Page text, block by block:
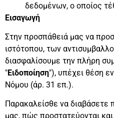
δεδομένων, ο οποίος
Εισαγωγή
Στην προσπάθειά μας να
ιστότοπου, των
διασφαλίσουμε την πλήρη
"Ειδοποίηση"), υπέχει θέση
Νόμου (άρ. 31 επ.).
Παρακαλείσθε να διαβάσετε
μας, πώς προστατεύονται και